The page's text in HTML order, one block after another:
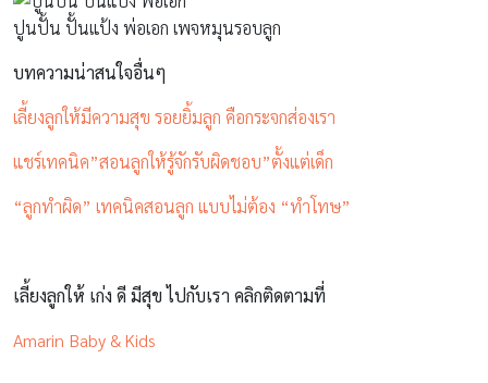
ปูนปั้น ปั้นแป้ง พ่อเอก เพจหมุนรอบลูก
บทความน่าสนใจอื่นๆ
เลี้ยงลูกให้มีความสุข รอยยิ้มลูก คือกระจกส่องเรา
แชร์เทคนิค”สอนลูกให้รู้จักรับผิดชอบ”ตั้งแต่เด็ก
“ลูกทำผิด” เทคนิคสอนลูก แบบไม่ต้อง “ทำโทษ”
เลี้ยงลูกให้ เก่ง ดี มีสุข ไปกับเรา คลิกติดตามที่
Amarin Baby & Kids